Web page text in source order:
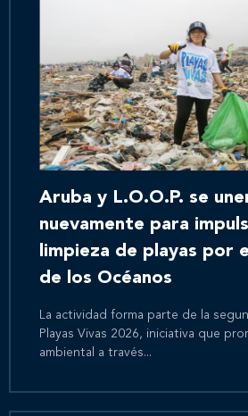
Aruba y L.O.O.P. se
nuevamente para
limpieza de playas por
de los Océanos
La actividad forma parte de la
Playas Vivas 2026, iniciativa que
ambiental a través...